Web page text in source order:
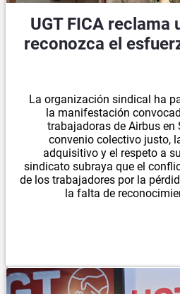
UGT FICA reclama
reconozca el
La organización sindical ha
la manifestación
trabajadoras de Airbus
convenio colectivo justo,
adquisitivo y el respeto a
sindicato subraya que el
de los trabajadores por la
la falta de